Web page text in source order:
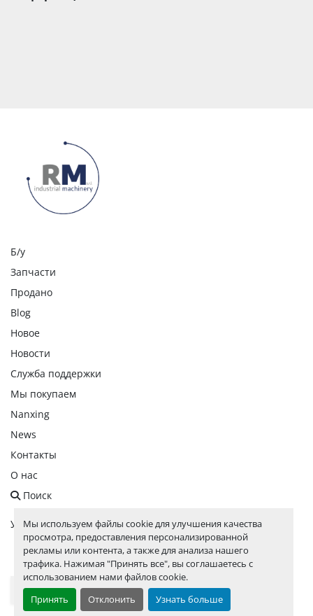
Мы используем файлы cookie для улучшения качества
просмотра, предоставления персонализированной
рекламы или контента, а также для анализа нашего
трафика. Нажимая "Принять все", вы соглашаетесь с
использованием нами файлов cookie.
Принять
Отклонить Узнать больше
Б/у
Запчасти
Продано
Blog
Новое
Новости
Служба поддержки
Мы покупаем
Nanxing
News
Контакты
О нас
Поиск
Управление файлами cookie
facebook
linkedininstagram
whatsapp
youtube
Выберите язык